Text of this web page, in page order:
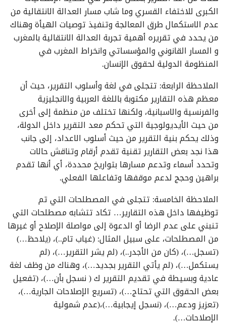
الكبرى للاختفاء القسري وما شاب مسار العدالة الانتقالية من
عدم الاستكمال طرق المعالجة وتنفيذ توصيات الهيأة وهناك
من يحدد في تقريره أهمية تجربة العدالة الانتقالية بالمغرب
و المسار القانوني والمؤسساتي وانخراط المغرب في
المنظومة الدولية لحقوق الإنسان.
الملاحظة الرابعة: تتجلى في لغة وأسلوب التقرير، حيث أن
معظم هذه التقارير مكتوبة باللغة العربية والانجليزية
والفرنسية والاسبانية، ولكنها تختلف من منظمة إلى أخرى
من حيث الأيديولوجية التي تحكم معد التقرير داخل الدولة،
وذلك يحكم بنية التقرير من حيث أسلوب الاعداد، إلى جانب
هذا نجد بعض التقارير تقنية تقدم أرقام وتناقش حالات
وتحدد أسماء وتدعم مسارها بتواريخ محددة، أي أنها تقدم
براهين وحجج لدعم موقفها وتفاعلها الفعلي.
الملاحظة الخامسة: تتجلى في المصطلحات التي تم
توظيفها داخل هذه التقارير… تكاد تتشابه مصطلحات التي
تنبني على عدم الرضا أو الدعوة إلى مواصلة الإصلاح أو غيرها
من المصطلحات، على سبيل المثال: (غياب تام..)، (يلاحظ…)
(تسجل…)، (كان من الأجدر..)، (لم يشر التقرير…)، (لم
يستكمل…)، (لم يأتي التقرير بجديد…)، وهناك من وظف لغة
عادية وبسيطة في تقديم التقرير ك ( نسجل بأن…)، (تفعيل
بعض الحقوق التي تحتاج…)، (تسريع الإصلاحات الجارية…)،
(تعزيز ودعم…)، (نسجل إيجابية…)،(عدم شمولية
الإصلاحات…).